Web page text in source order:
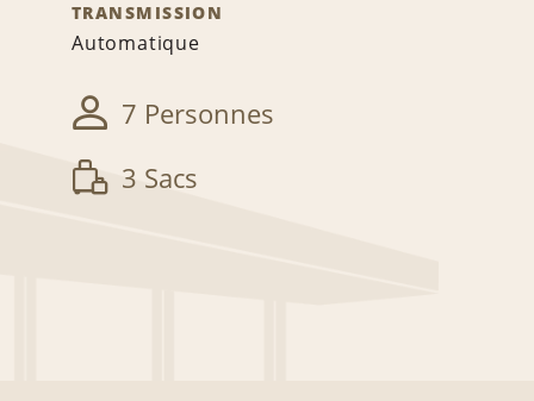
TRANSMISSION
Automatique
7 Personnes
3 Sacs